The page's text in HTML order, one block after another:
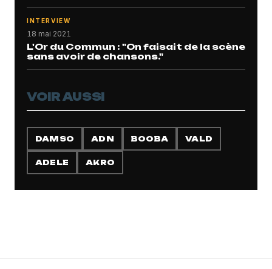
18 mai 2021
INTERVIEW
L'Or du Commun : "On faisait de la scène
sans avoir de chansons."
VOIR AUSSI
DAMSO ADN BOOBA VALD
ADELE AKRO